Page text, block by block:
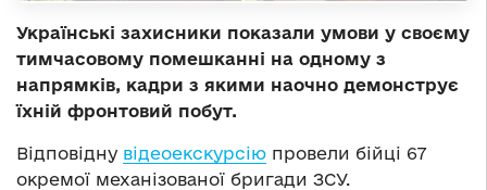
Українські захисники показали умови у своєму
тимчасовому помешканні на одному з
напрямків, кадри з якими наочно демонструє
їхній фронтовий побут.
Відповідну відеоекскурсію провели бійці 67
окремої механізованої бригади ЗСУ.